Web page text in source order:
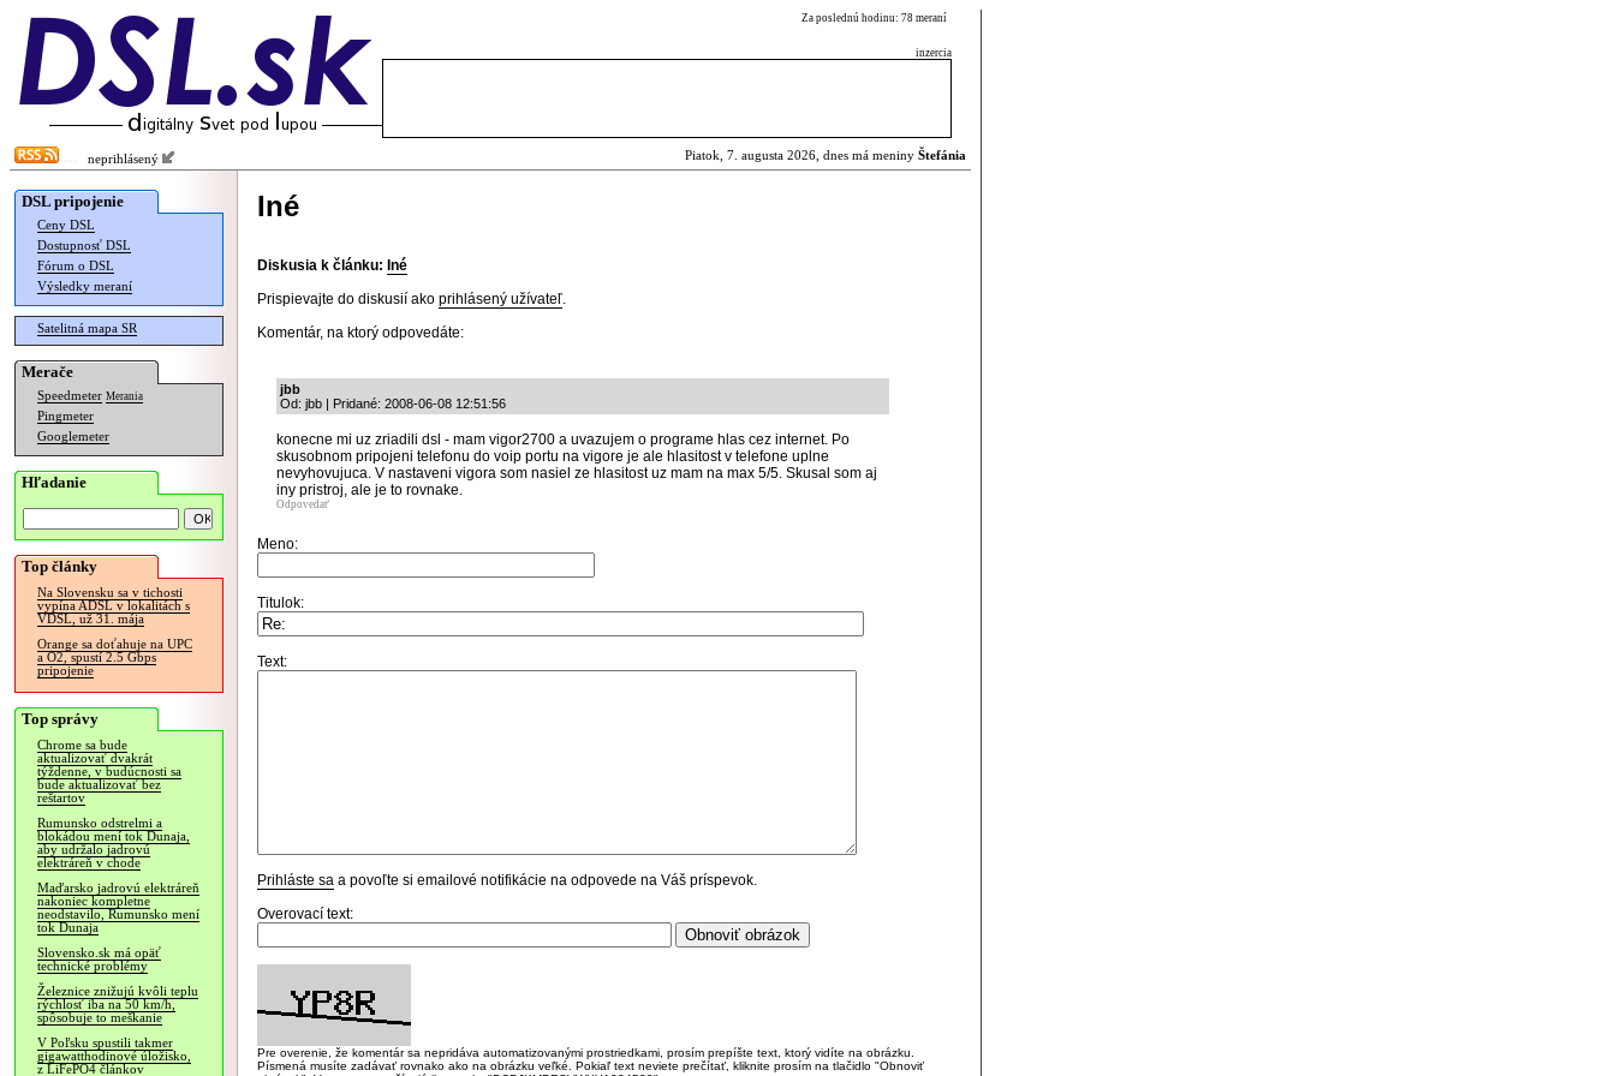
Za poslednú hodinu: 78 meraní
inzercia
neprihlásený Piatok, 7. augusta 2026, dnes má meniny Štefánia
DSL pripojenie
Ceny DSL
Dostupnosť DSL
Fórum o DSL
Výsledky meraní
Satelitná mapa SR
Merače
Speedmeter Merania
Pingmeter
Googlemeter
Hľadanie
Top články
Na Slovensku sa v tichosti
vypína ADSL v lokalitách s
VDSL, už 31. mája
Orange sa doťahuje na UPC
a O2, spustí 2.5 Gbps
pripojenie
Top správy
Chrome sa bude
aktualizovať dvakrát
týždenne, v budúcnosti sa
bude aktualizovať bez
reštartov
Rumunsko odstrelmi a
blokádou mení tok Dunaja,
aby udržalo jadrovú
elektráreň v chode
Maďarsko jadrovú elektráreň
nakoniec kompletne
neodstavilo, Rumunsko mení
tok Dunaja
Slovensko.sk má opäť
technické problémy
Železnice znižujú kvôli teplu
rýchlosť iba na 50 km/h,
spôsobuje to meškanie
V Poľsku spustili takmer
gigawatthodinové úložisko,
z LiFePO4 článkov
Iné
Diskusia k článku: Iné
Prispievajte do diskusií ako prihlásený užívateľ.
Komentár, na ktorý odpovedáte:
jbb
Od: jbb | Pridané: 2008-06-08 12:51:56
konecne mi uz zriadili dsl - mam vigor2700 a uvazujem o programe hlas cez internet. Po
skusobnom pripojeni telefonu do voip portu na vigore je ale hlasitost v telefone uplne
nevyhovujuca. V nastaveni vigora som nasiel ze hlasitost uz mam na max 5/5. Skusal som aj
iny pristroj, ale je to rovnake.
Odpovedať
Meno:
Titulok:
Text:
Prihláste sa a povoľte si emailové notifikácie na odpovede na Váš príspevok.
Overovací text:
Pre overenie, že komentár sa nepridáva automatizovanými prostriedkami, prosím prepíšte text, ktorý vidíte na obrázku.
Písmená musíte zadávať rovnako ako na obrázku veľké. Pokiaľ text neviete prečítať, kliknite prosím na tlačidlo "Obnoviť